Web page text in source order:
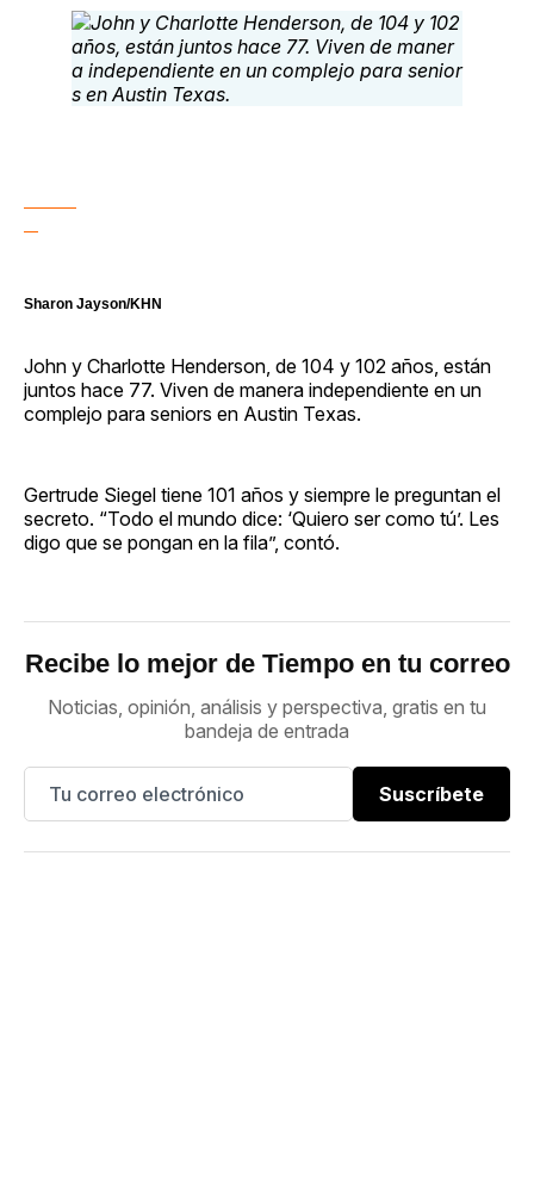
Sharon Jayson/KHN
John y Charlotte Henderson, de 104 y 102 años, están
juntos hace 77. Viven de manera independiente en un
complejo para seniors en Austin Texas.
Gertrude Siegel tiene 101 años y siempre le preguntan el
secreto. “Todo el mundo dice: ‘Quiero ser como tú’. Les
digo que se pongan en la fila”, contó.
Recibe lo mejor de Tiempo en tu correo
Noticias, opinión, análisis y perspectiva, gratis en tu
bandeja de entrada
Suscríbete